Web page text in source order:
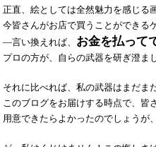
正直、絵としては全然魅力を感じる
今皆さんがお店で買うことができる
―言い換えれば、 お金を払って
プロの方が、自らの武器を研ぎ澄ま
それに比べれば、私の武器はまだま
このブログをお届けする時点で、皆
用意できたらよかったのでしょうが